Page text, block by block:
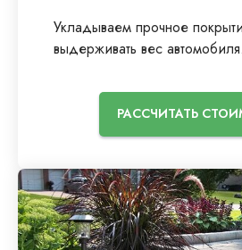
Укладываем прочное
выдерживать вес автомобиля.
РАССЧИТАТЬ